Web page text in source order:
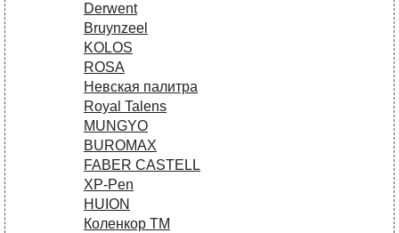
Derwent
Bruynzeel
KOLOS
ROSA
Невская палитра
Royal Talens
MUNGYO
BUROMAX
FABER CASTELL
XP-Pen
HUION
Коленкор ТМ